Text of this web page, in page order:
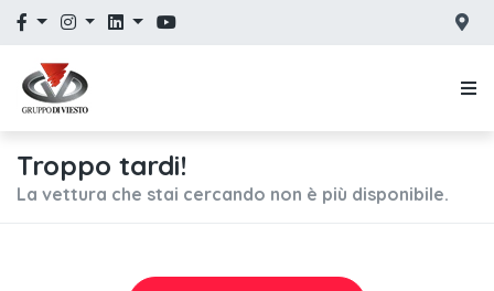
Troppo tardi!
La vettura che stai cercando non è più disponibile.